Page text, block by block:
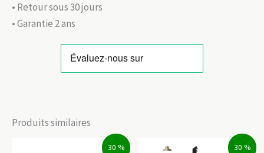
• Retour sous 30 jours
• Garantie 2 ans
Produits similaires
30 % 30 %